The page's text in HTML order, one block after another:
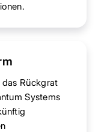
Rückgrat
Systems